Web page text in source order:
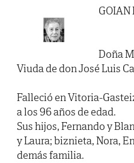
GOIAN
Doña
Viuda de don José Luis
Falleció en Vitoria-
a los 96 años de edad.
Sus hijos, Fernando y
y Laura; biznieta, Nora,
demás familia.